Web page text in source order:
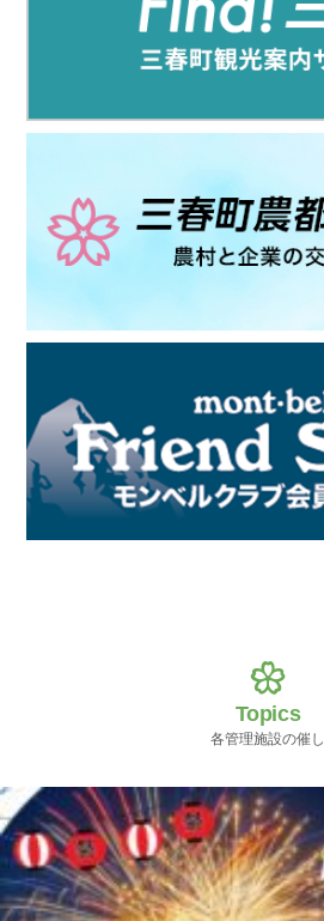
Topics
各管理施設の催し